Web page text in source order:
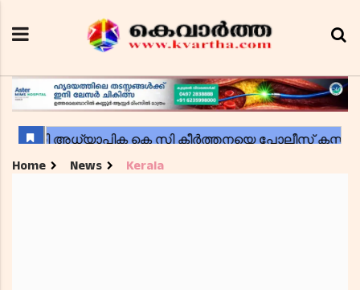
Home News Kerala